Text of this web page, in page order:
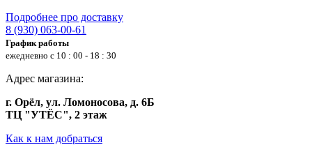
Подробнее про доставку
8 (930) 063-00-61
График работы
ежедневно с 10 : 00 - 18 : 30
Адрес магазина:
г. Орёл, ул. Ломоносова, д. 6Б
ТЦ "УТЁС", 2 этаж
Как к нам добраться